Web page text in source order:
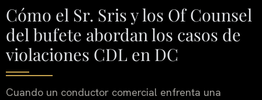
Cómo el Sr. Sris y los Of Counsel
del bufete abordan los casos de
violaciones CDL en DC
Cuando un conductor comercial enfrenta una